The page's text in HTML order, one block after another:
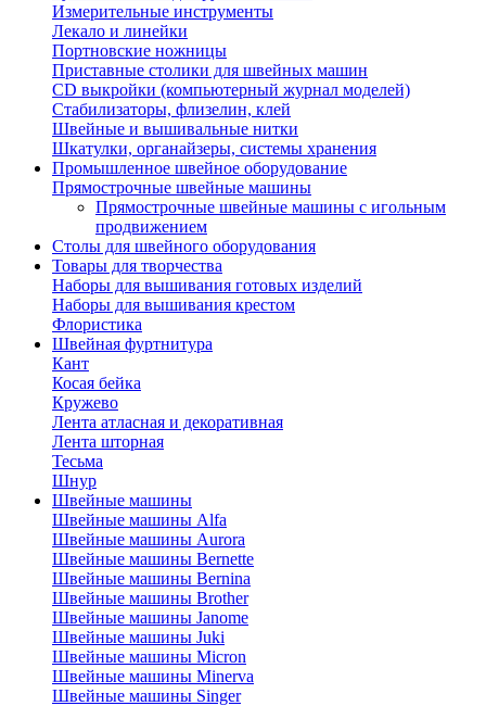
Измерительные инструменты
Лекало и линейки
Портновские ножницы
Приставные столики для швейных машин
СD выкройки (компьютерный журнал моделей)
Стабилизаторы, флизелин, клей
Швейные и вышивальные нитки
Шкатулки, органайзеры, системы хранения
Промышленное швейное оборудование
Прямострочные швейные машины
Прямострочные швейные машины с игольным
продвижением
Столы для швейного оборудования
Товары для творчества
Наборы для вышивания готовых изделий
Наборы для вышивания крестом
Флористика
Швейная фуртнитура
Кант
Косая бейка
Кружево
Лента aтласная и декоративная
Лента шторная
Тесьма
Шнур
Швейные машины
Швейные машины Alfa
Швейные машины Aurora
Швейные машины Bernette
Швейные машины Bernina
Швейные машины Brother
Швейные машины Janome
Швейные машины Juki
Швейные машины Micron
Швейные машины Minerva
Швейные машины Singer